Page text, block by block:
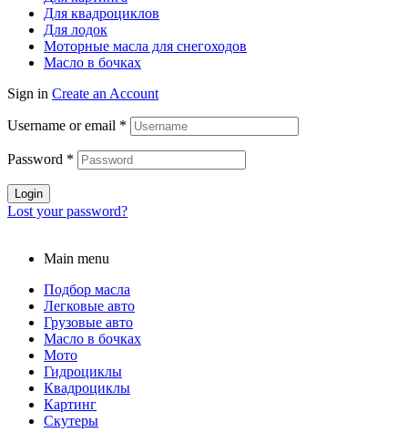
Для квадроциклов
Для лодок
Моторные масла для снегоходов
Масло в бочках
Sign in Create an Account
Username or email *
Password *
Login
Lost your password?
Main menu
Подбор масла
Легковые авто
Грузовые авто
Масло в бочках
Мото
Гидроциклы
Квадроциклы
Картинг
Скутеры